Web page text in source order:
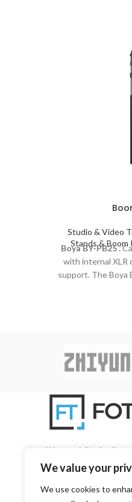
We value your
We use cookies to
Studio & Video
Stands & Boom
BoyaBY-PB25.
with internal XLR
support. The Boya
We specialise in all
photography and